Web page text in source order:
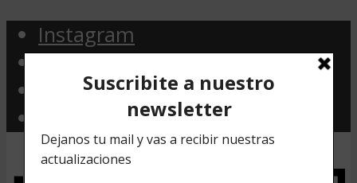
Instagram
Facebook
Twitter